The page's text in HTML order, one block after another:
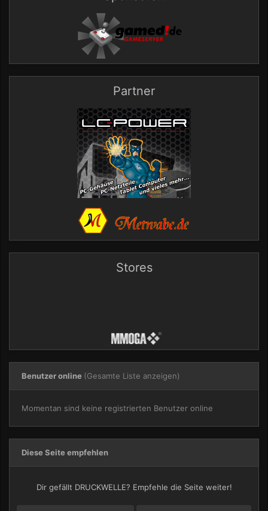
Partner
Stores
Benutzer online (Gesamte Liste anzeigen)
Momentan sind keine registrierten Benutzer online
Diese Seite empfehlen
Dir gefällt DRUCKWELLE? Empfehle die Seite weiter!